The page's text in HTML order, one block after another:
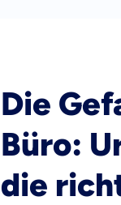
Die
Büro:
die